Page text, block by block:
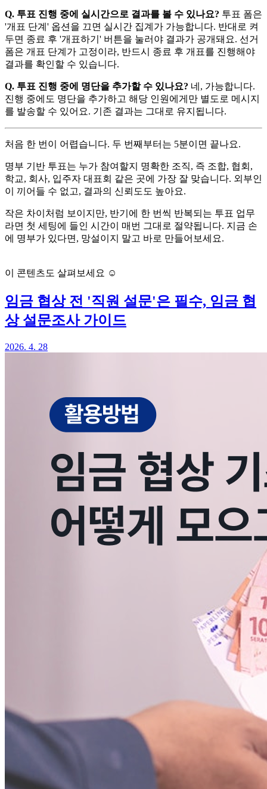
Q. 투표 진행 중에 실시간으로 결과를 볼 수 있나요? 투표 폼은
'개표 단계' 옵션을 끄면 실시간 집계가 가능합니다. 반대로 켜
두면 종료 후 '개표하기' 버튼을 눌러야 결과가 공개돼요. 선거
폼은 개표 단계가 고정이라, 반드시 종료 후 개표를 진행해야
결과를 확인할 수 있습니다.
Q. 투표 진행 중에 명단을 추가할 수 있나요? 네, 가능합니다.
진행 중에도 명단을 추가하고 해당 인원에게만 별도로 메시지
를 발송할 수 있어요. 기존 결과는 그대로 유지됩니다.
처음 한 번이 어렵습니다. 두 번째부터는 5분이면 끝나요.
명부 기반 투표는 누가 참여할지 명확한 조직, 즉 조합, 협회,
학교, 회사, 입주자 대표회 같은 곳에 가장 잘 맞습니다. 외부인
이 끼어들 수 없고, 결과의 신뢰도도 높아요.
작은 차이처럼 보이지만, 반기에 한 번씩 반복되는 투표 업무
라면 첫 세팅에 들인 시간이 매번 그대로 절약됩니다. 지금 손
에 명부가 있다면, 망설이지 말고 바로 만들어보세요.
이 콘텐츠도 살펴보세요 ☺️
임금 협상 전 '직원 설문'은 필수, 임금 협
상 설문조사 가이드
2026. 4. 28